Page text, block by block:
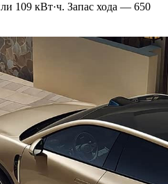
109 кВт·ч. Запас хода — 650